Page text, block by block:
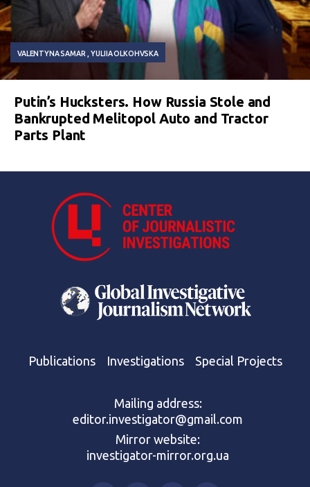
VALENTYNA SAMAR YULIIA OLKOHVSKA
Putin’s Hucksters. How Russia Stole and
Bankrupted Melitopol Auto and Tractor
Parts Plant
Publications Investigations Special Projects
Mailing address:
editor.investigator@gmail.com
Mirror website:
investigator-mirror.org.ua